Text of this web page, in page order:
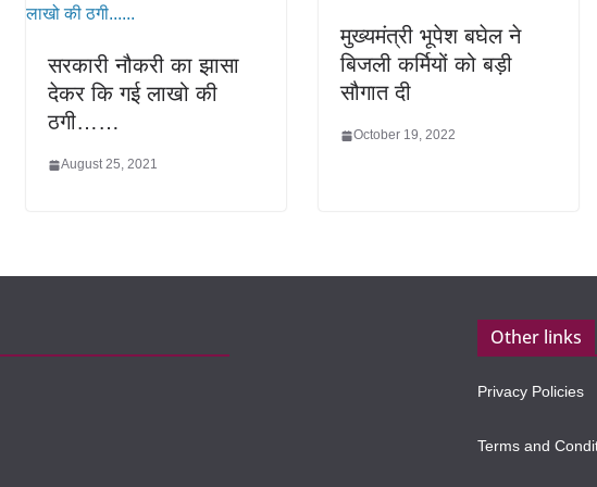
सरकारी नौकरी का झासा
देकर कि गई लाखो की
ठगी……
August 25, 2021
मुख्यमंत्री भूपेश बघेल ने
बिजली कर्मियों को बड़ी
सौगात दी
October 19, 2022
Other links
Privacy Policies
Terms and